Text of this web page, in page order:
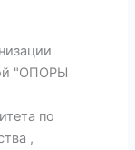
"ОПОРЫ
по
,